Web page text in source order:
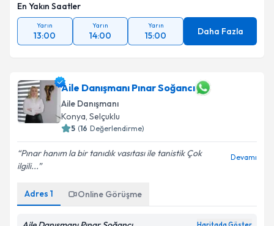
En Yakın Saatler
Yarın
13:00
Yarın
14:00
Yarın
15:00 Daha Fazla
Aile Danışmanı Pınar Soğancı
Aile Danışmanı
Konya, Selçuklu
( Değerlendirme)
Pınar hanım la bir tanıdık vasıtası ile tanistik Çok
ilgili...
Adres 1 Online Görüşme